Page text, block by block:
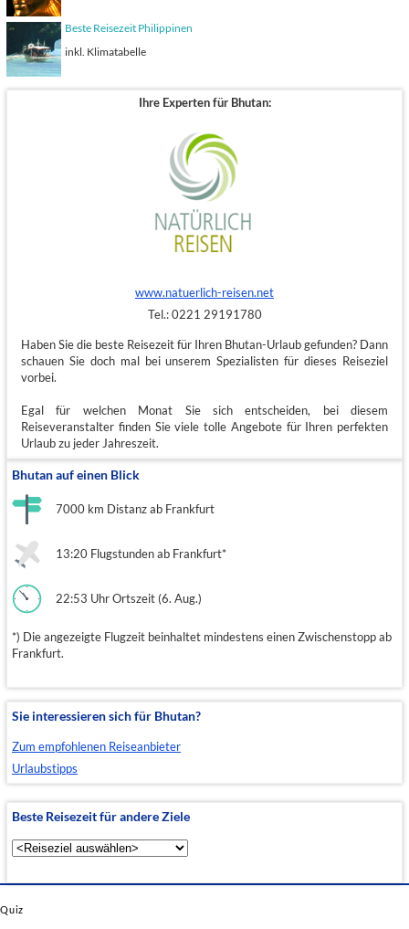
Beste Reisezeit Philippinen
inkl. Klimatabelle
Ihre Experten für Bhutan:
www.natuerlich-reisen.net
Tel.: 0221 29191780
Haben Sie die beste Reisezeit für Ihren Bhutan-Urlaub gefunden? Dann
schauen Sie doch mal bei unserem Spezialisten für dieses Reiseziel
vorbei.
Egal für welchen Monat Sie sich entscheiden, bei diesem
Reiseveranstalter finden Sie viele tolle Angebote für Ihren perfekten
Urlaub zu jeder Jahreszeit.
Bhutan auf einen Blick
7000 km Distanz ab Frankfurt
13:20 Flugstunden ab Frankfurt*
22:53 Uhr Ortszeit (6. Aug.)
*) Die angezeigte Flugzeit beinhaltet mindestens einen Zwischenstopp ab
Frankfurt.
Sie interessieren sich für Bhutan?
Zum empfohlenen Reiseanbieter
Urlaubstipps
Beste Reisezeit für andere Ziele
Quiz